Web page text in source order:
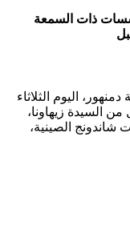
ذات السمعة
اليوم الثلاثاء
كل من السيدة زيهاونا،
شاندونج الصينية،